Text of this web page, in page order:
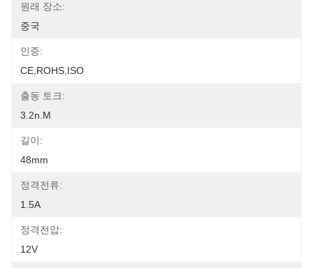
원래 장소:
중국
인증:
CE,ROHS,ISO
출동 토크:
3.2n.m
길이:
48mm
정격전류:
1.5A
정격전압:
12V